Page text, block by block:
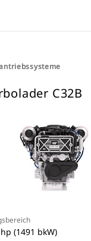
C32B
(1491 bkW)